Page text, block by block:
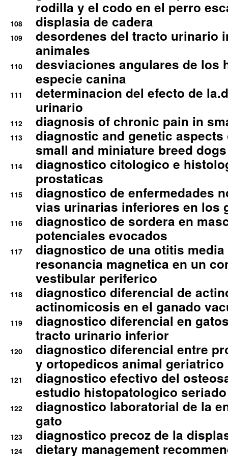
rodilla y el codo en el perro
108 displasia de cadera
109
desordenes del tracto urinario
animales
110
desviaciones angulares de los
especie canina
111
determinacion del efecto de
urinario
112 diagnosis of chronic pain in
113
diagnostic and genetic
small and miniature breed
114
diagnostico citologico e
prostaticas
115
diagnostico de enfermedades
vias urinarias inferiores en los
116
diagnostico de sordera en
potenciales evocados
117
diagnostico de una otitis
resonancia magnetica en un
vestibular periferico
118
diagnostico diferencial de
actinomicosis en el ganado
119
diagnostico diferencial en
tracto urinario inferior
120
diagnostico diferencial entre
y ortopedicos animal geriatrico
121
diagnostico efectivo del
estudio histopatologico seriado
122
diagnostico laboratorial de la
gato
123 diagnostico precoz de la
124
dietary management